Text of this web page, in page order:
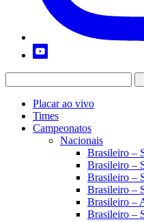
Placar ao vivo
Times
Campeonatos
Nacionais
Brasileiro –
Brasileiro –
Brasileiro –
Brasileiro –
Brasileiro –
Brasileiro –